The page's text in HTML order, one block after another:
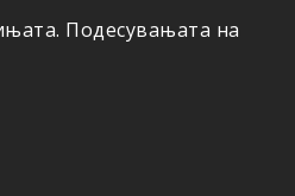
Подесувањата на